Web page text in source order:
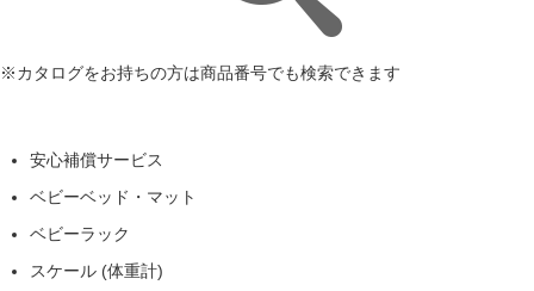
※カタログをお持ちの方は商品番号でも検索できます
安心補償サービス
ベビーベッド・マット
ベビーラック
スケール (体重計)